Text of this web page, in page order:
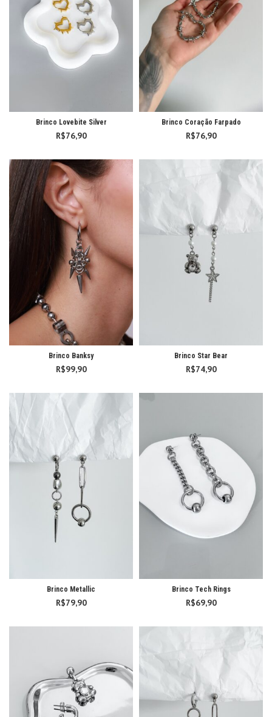
Brinco Lovebite Silver
R$76,90
Brinco Coração Farpado
R$76,90
Brinco Banksy
R$99,90
Brinco Star Bear
R$74,90
Brinco Metallic
R$79,90
Brinco Tech Rings
R$69,90